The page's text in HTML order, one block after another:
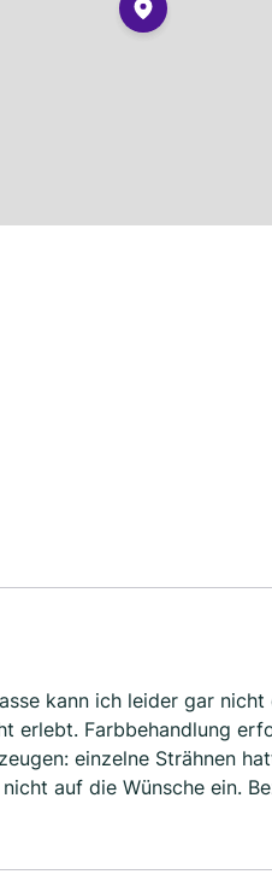
kann ich leider gar
erlebt. Farbbehandlung
einzelne Strähnen
auf die Wünsche ein.